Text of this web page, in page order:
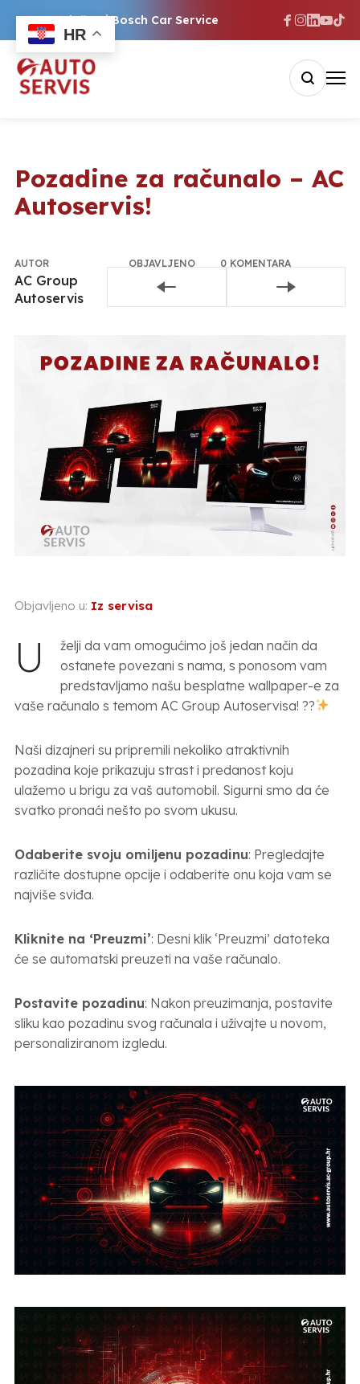
Ovlašteni Bosch Car Service
Pozadine za računalo – AC
Autoservis!
AUTOR
AC Group
Autoservis
OBJAVLJENO
22. srpnja
0 KOMENTARA
Pridružite se
Objavljeno u: Iz servisa
U
želji da vam omogućimo još jedan način da
ostanete povezani s nama, s ponosom vam
predstavljamo našu besplatne wallpaper-e za
vaše računalo s temom AC Group Autoservisa! ??
Naši dizajneri su pripremili nekoliko atraktivnih
pozadina koje prikazuju strast i predanost koju
ulažemo u brigu za vaš automobil. Sigurni smo da će
svatko pronaći nešto po svom ukusu.
Odaberite svoju omiljenu pozadinu: Pregledajte
različite dostupne opcije i odaberite onu koja vam se
najviše sviđa.
Kliknite na ‘Preuzmi’: Desni klik ‘Preuzmi’ datoteka
će se automatski preuzeti na vaše računalo.
Postavite pozadinu: Nakon preuzimanja, postavite
sliku kao pozadinu svog računala i uživajte u novom,
personaliziranom izgledu.
HR